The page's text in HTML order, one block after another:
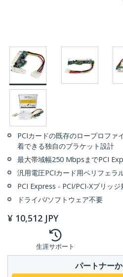
PCIカードの既存のロープロファ
着できる独自のブラケット設計
最大帯域幅250 MbpsまでPCI
汎用電圧PCIカード用ペリフェラ
PCI Express - PCI/PCI-Xブリッ
ドライバ/ソフトウェア不要
¥ 10,512 JPY
生涯サポート
パートナー